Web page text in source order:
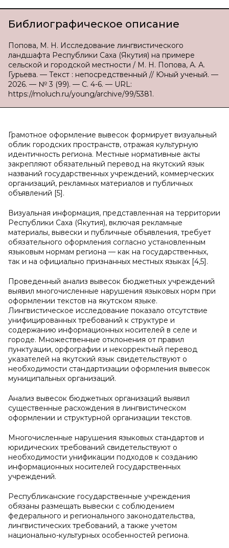
Библиографическое описание
Попова, М. Н. Исследование лингвистического
ландшафта Республики Саха (Якутия) на примере
сельской и городской местности / М. Н. Попова, А. А.
Гурьева. — Текст : непосредственный // Юный ученый. —
2026. — № 3 (99). — С. 4-6. — URL:
https://moluch.ru/young/archive/99/5381.
Грамотное оформление вывесок формирует визуальный
облик городских пространств, отражая культурную
идентичность региона. Местные нормативные акты
закрепляют обязательный перевод на якутский язык
названий государственных учреждений, коммерческих
организаций, рекламных материалов и публичных
объявлений [5].
Визуальная информация, представленная на территории
Республики Саха (Якутия), включая рекламные
материалы, вывески и публичные объявления, требует
обязательного оформления согласно установленным
языковым нормам региона — как на государственных,
так и на официально признанных местных языках [4,5].
Проведенный анализ вывесок бюджетных учреждений
выявил многочисленные нарушения языковых норм при
оформлении текстов на якутском языке.
Лингвистическое исследование показало отсутствие
унифицированных требований к структуре и
содержанию информационных носителей в селе и
городе. Множественные отклонения от правил
пунктуации, орфографии и некорректный перевод
указателей на якутский язык свидетельствуют о
необходимости стандартизации оформления вывесок
муниципальных организаций.
Анализ вывесок бюджетных организаций выявил
существенные расхождения в лингвистическом
оформлении и структурной организации текстов.
Многочисленные нарушения языковых стандартов и
юридических требований свидетельствуют о
необходимости унификации подходов к созданию
информационных носителей государственных
учреждений.
Республиканские государственные учреждения
обязаны размещать вывески с соблюдением
федерального и регионального законодательства,
лингвистических требований, а также учетом
национально-культурных особенностей региона.